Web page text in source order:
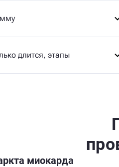
длится, этапы
миокарда